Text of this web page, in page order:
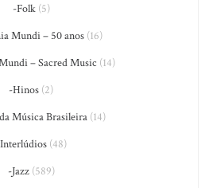
-Folk(5)
Mundi – 50 anos(16)
– Sacred Music (14)
-Hinos (2)
Música Brasileira(14)
(48)
-Jazz(589)